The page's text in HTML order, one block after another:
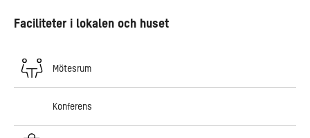
Faciliteter i lokalen och huset
Mötesrum
Konferens